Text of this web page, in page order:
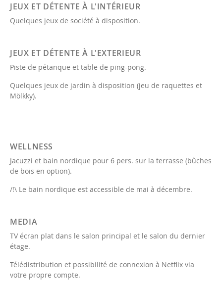
JEUX ET DÉTENTE À L'INTÉRIEUR
Quelques jeux de société à disposition.
JEUX ET DÉTENTE À L'EXTERIEUR
Piste de pétanque et table de ping-pong.
Quelques jeux de jardin à disposition (jeu de raquettes et
Mölkky).
WELLNESS
Jacuzzi et bain nordique pour 6 pers. sur la terrasse (bûches
de bois en option).
/!\ Le bain nordique est accessible de mai à décembre.
MEDIA
TV écran plat dans le salon principal et le salon du dernier
étage.
Télédistribution et possibilité de connexion à Netflix via
votre propre compte.